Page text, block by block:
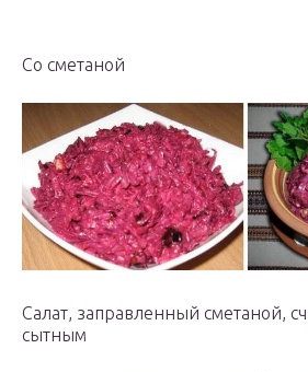
Со сметаной
Салат, заправленный сметаной,
сытным